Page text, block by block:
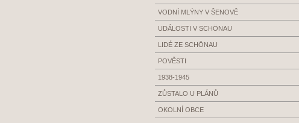
VODNÍ MLÝNY V ŠENOVĚ
UDÁLOSTI V SCHÖNAU
LIDÉ ZE SCHÖNAU
POVĚSTI
1938-1945
ZŮSTALO U PLÁNŮ
OKOLNÍ OBCE